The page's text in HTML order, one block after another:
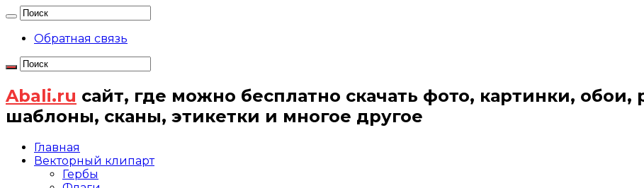
Обратная связь
Abali.ru сайт, где можно бесплатно скачать фото, картинки,
шаблоны, сканы, этикетки и многое другое
Главная
Векторный клипарт
Гербы